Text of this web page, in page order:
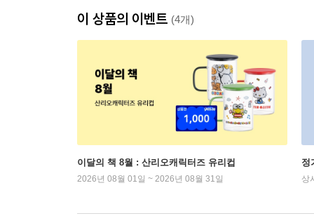
이 상품의 이벤트 (4개)
이달의 책 8월 : 산리오캐릭터즈 유리컵
2026년 08월 01일 ~ 2026년 08월 31일
정
상